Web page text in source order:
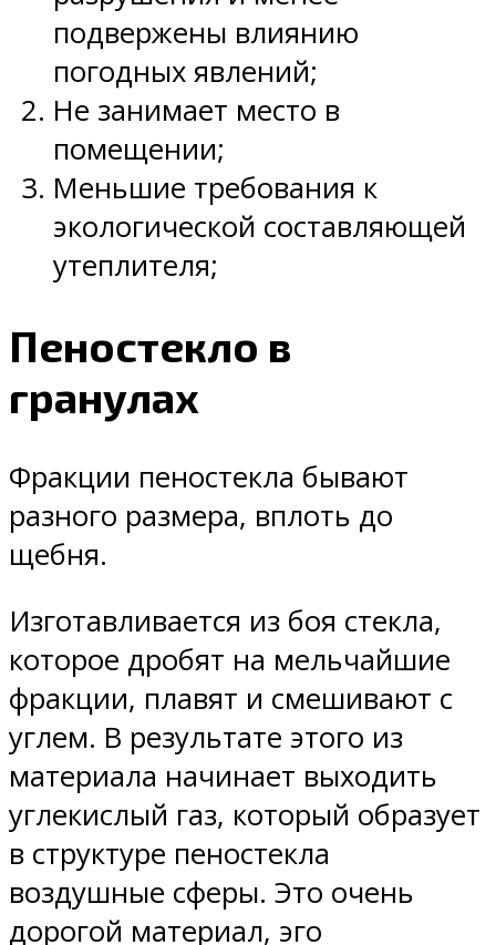
подвержены влиянию
погодных явлений;
Не занимает место в
помещении;
Меньшие требования к
экологической составляющей
утеплителя;
Пеностекло в
гранулах
Фракции пеностекла бывают
разного размера, вплоть до
щебня.
Изготавливается из боя стекла,
которое дробят на мельчайшие
фракции, плавят и смешивают с
углем. В результате этого из
материала начинает выходить
углекислый газ, который образует
в структуре пеностекла
воздушные сферы. Это очень
дорогой материал, эго